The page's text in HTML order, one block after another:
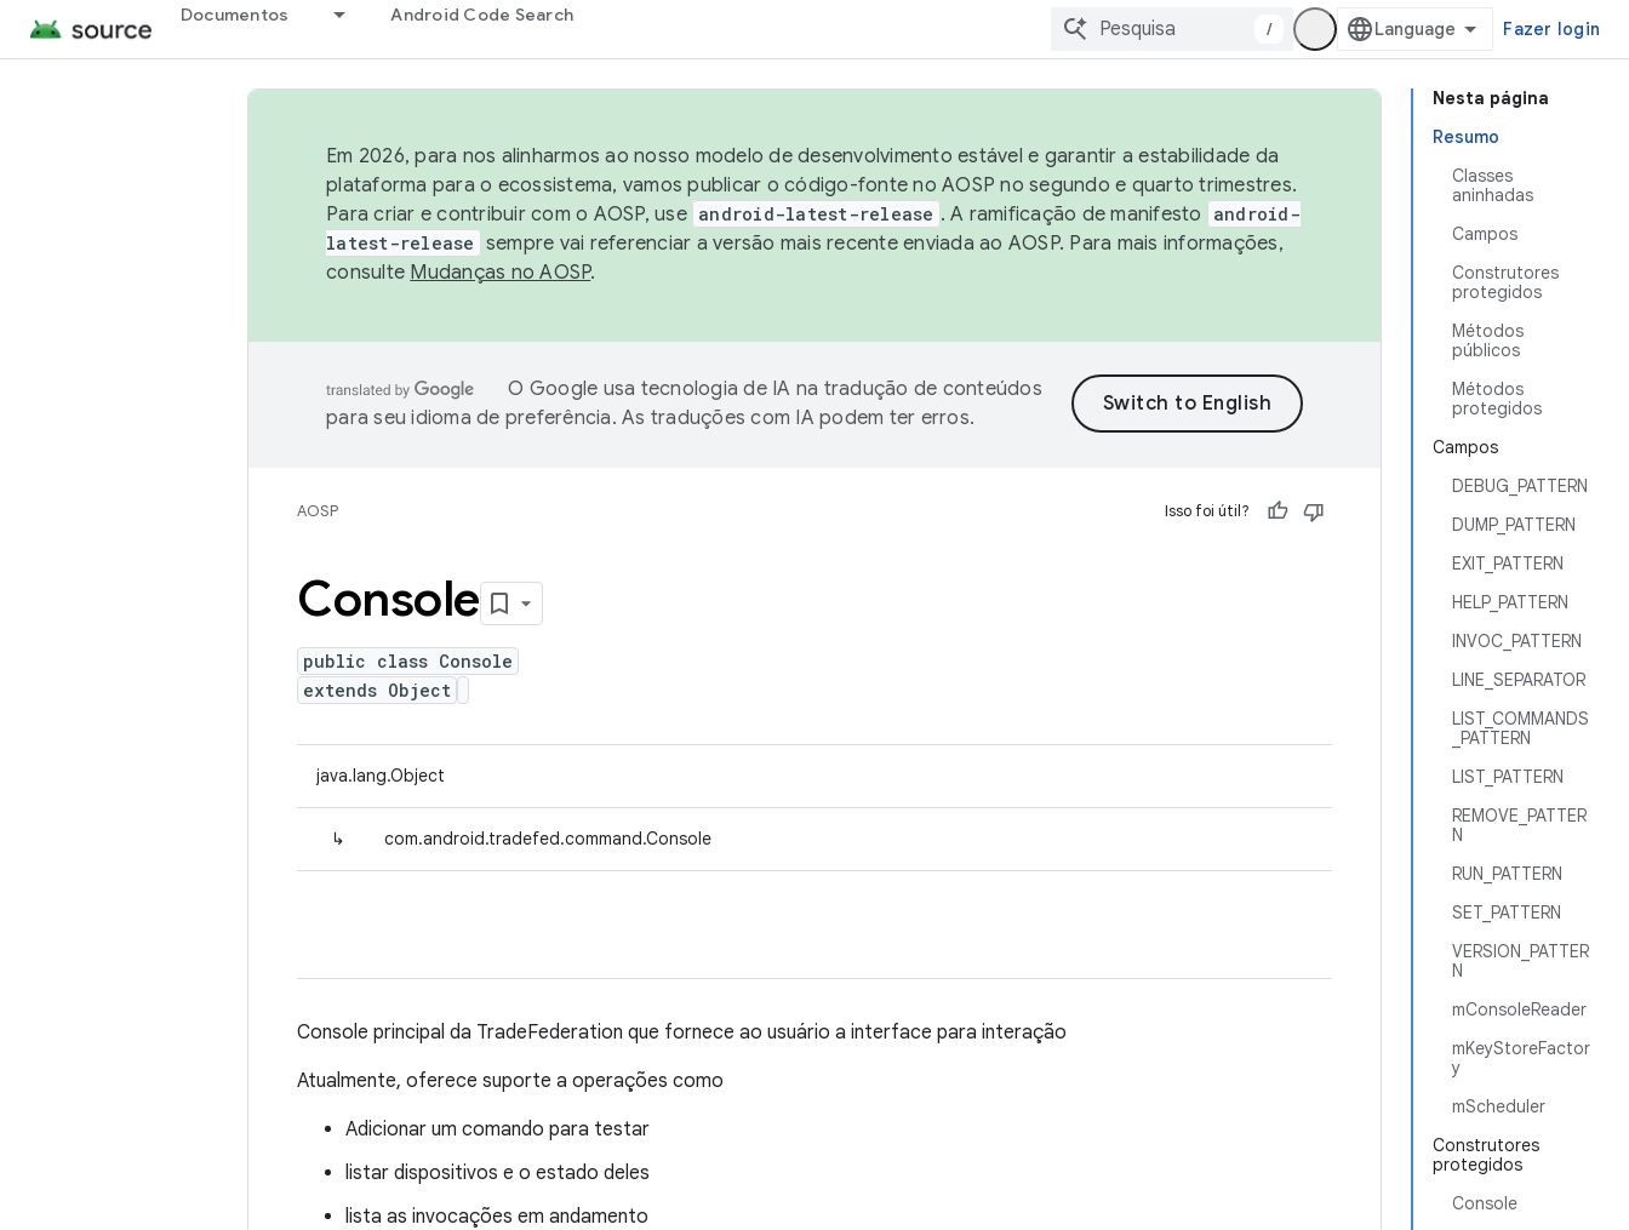
Documentos Android Code Search
/ Fazer login
Nesta página
Resumo
Classes
aninhadas
Campos
Construtores
protegidos
Métodos
públicos
Métodos
protegidos
Campos
DEBUG_PATTERN
DUMP_PATTERN
EXIT_PATTERN
HELP_PATTERN
INVOC_PATTERN
LINE_SEPARATOR
LIST_COMMANDS
_PATTERN
LIST_PATTERN
REMOVE_PATTER
N
RUN_PATTERN
SET_PATTERN
VERSION_PATTER
N
mConsoleReader
mKeyStoreFactor
y
mScheduler
Construtores
protegidos
Console
Em 2026, para nos alinharmos ao nosso modelo de desenvolvimento estável e garantir a estabilidade da
plataforma para o ecossistema, vamos publicar o código-fonte no AOSP no segundo e quarto trimestres.
Para criar e contribuir com o AOSP, use android-latest-release . A ramificação de manifesto
android-
latest-release sempre vai referenciar a versão mais recente enviada ao AOSP. Para mais informações,
consulte Mudanças no AOSP.
O Google usa tecnologia de IA na tradução de conteúdos
para seu idioma de preferência. As traduções com IA podem ter erros.
AOSP Isso foi útil?
Console
public class Console
extends Object
java.lang.Object
↳ com.android.tradefed.command.Console
Console principal da TradeFederation que fornece ao usuário a interface para interação
Atualmente, oferece suporte a operações como
Adicionar um comando para testar
listar dispositivos e o estado deles
lista as invocações em andamento